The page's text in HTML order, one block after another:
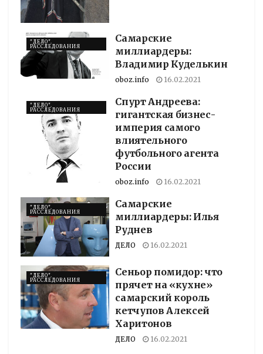
"ДЕЛО".
РАССЛЕДОВАНИЯ
Самарские
миллиардеры:
Владимир Куделькин
oboz.info 16.02.2021
"ДЕЛО".
РАССЛЕДОВАНИЯ
Спурт Андреева:
гигантская бизнес-
империя самого
влиятельного
футбольного агента
России
oboz.info 16.02.2021
"ДЕЛО".
РАССЛЕДОВАНИЯ
Самарские
миллиардеры: Илья
Руднев
ДЕЛО 16.02.2021
"ДЕЛО".
РАССЛЕДОВАНИЯ
Сеньор помидор: что
прячет на «кухне»
самарский король
кетчупов Алексей
Харитонов
ДЕЛО 16.02.2021